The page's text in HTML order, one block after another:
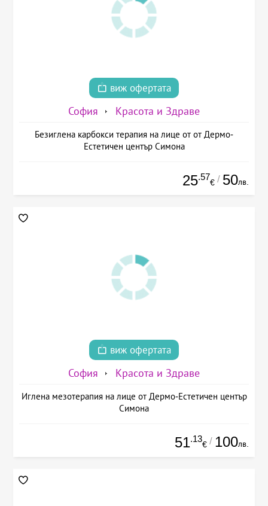
виж офертата
София Красота и Здраве
Безиглена карбокси терапия на лице от от Дермо-
Естетичен център Симона
25.57
€ / 50лв.
виж офертата
София Красота и Здраве
Иглена мезотерапия на лице от Дермо-Естетичен център
Симона
51.13
€ / 100лв.